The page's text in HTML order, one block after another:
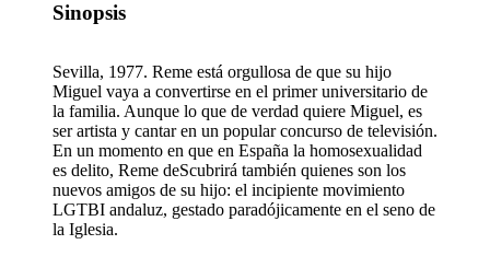
Sinopsis
Sevilla, 1977. Reme está orgullosa de que su hijo
Miguel vaya a convertirse en el primer universitario de
la familia. Aunque lo que de verdad quiere Miguel, es
ser artista y cantar en un popular concurso de televisión.
En un momento en que en España la homosexualidad
es delito, Reme deScubrirá también quienes son los
nuevos amigos de su hijo: el incipiente movimiento
LGTBI andaluz, gestado paradójicamente en el seno de
la Iglesia.